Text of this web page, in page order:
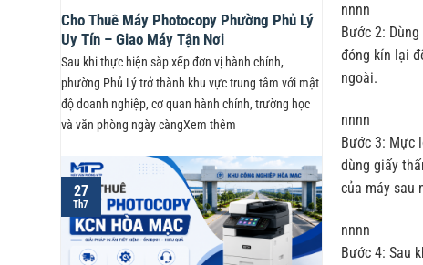
Cho Thuê Máy Photocopy Phường Phủ Lý
Uy Tín – Giao Máy Tận Nơi
Sau khi thực hiện sắp xếp đơn vị hành chính,
phường Phủ Lý trở thành khu vực trung tâm với mật
độ doanh nghiệp, cơ quan hành chính, trường học
và văn phòng ngày càngXem thêm
27
Th7
nnnn
Bước 2:
đóng kín lại
ngoài.
nnnn
Bước 3: Mực
dùng giấy
của máy sau
nnnn
Bước 4: Sau